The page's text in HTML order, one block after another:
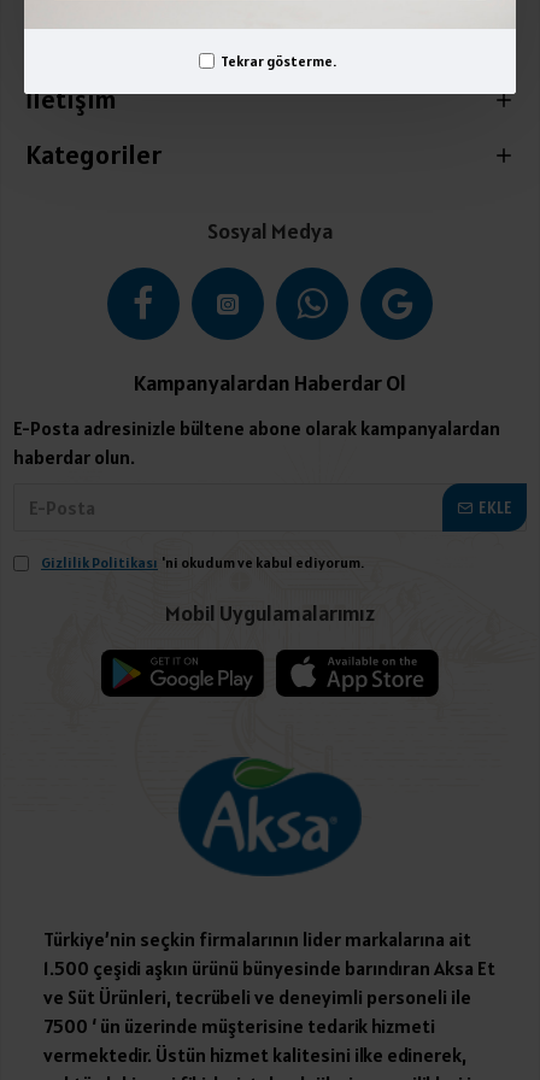
Tekrar gösterme.
İletişim
Kategoriler
Sosyal Medya
Kampanyalardan Haberdar Ol
E-Posta adresinizle bültene abone olarak kampanyalardan
haberdar olun.
EKLE
Gizlilik Politikası 'ni okudum ve kabul ediyorum.
Mobil Uygulamalarımız
Türkiye’nin seçkin firmalarının lider markalarına ait
1.500 çeşidi aşkın ürünü bünyesinde barındıran Aksa Et
ve Süt Ürünleri, tecrübeli ve deneyimli personeli ile
7500 ‘ ün üzerinde müşterisine tedarik hizmeti
vermektedir. Üstün hizmet kalitesini ilke edinerek,